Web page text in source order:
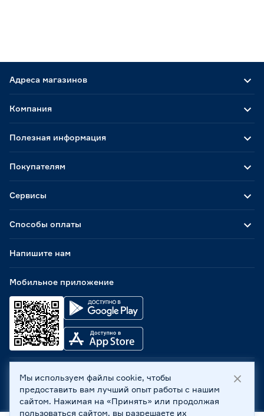
Адреса магазинов
Способы оплаты
Мобильное приложение
Компания
Полезная информация
Покупателям
Сервисы
Напишите нам
ООО «Бауцентр Рус» 2004 -2026, 236029, г. Калининград,
ул. А.Невского, 205. ИНН 7702596813, КПП 390601001 ©
Все права защищены
Мы используем файлы cookie, чтобы
предоставить вам лучший опыт работы с нашим
сайтом. Нажимая на «Принять» или продолжая
пользоваться сайтом, вы разрешаете их